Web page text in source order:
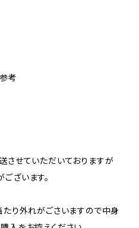
考
させていただいておりますが
ざいます。
たり外れがごさいますので中身